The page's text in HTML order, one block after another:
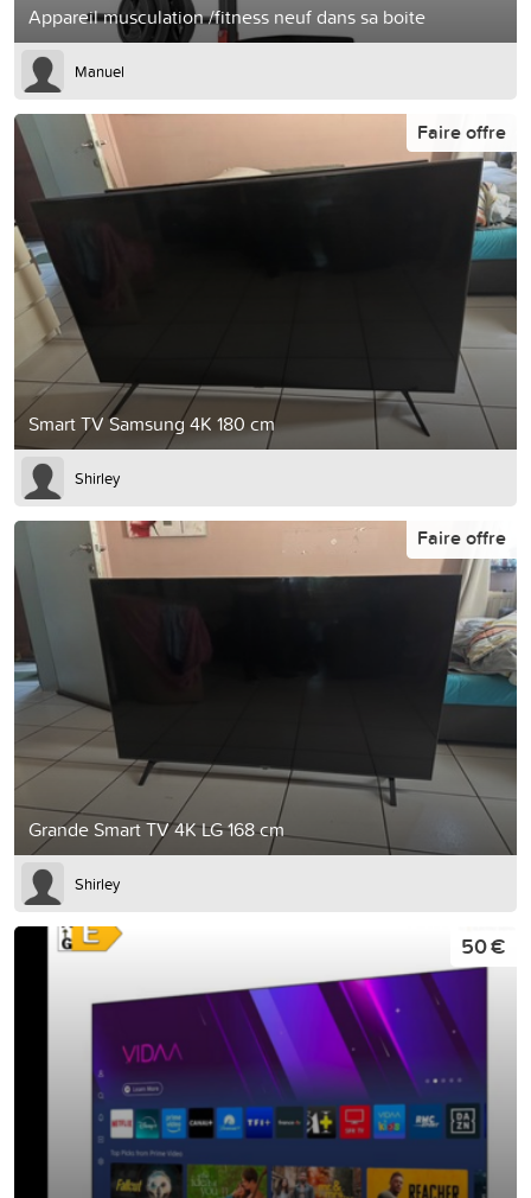
Appareil musculation /fitness neuf dans sa boite
Manuel
Smart TV Samsung 4K 180 cm
Faire offre
Shirley
Grande Smart TV 4K LG 168 cm
Faire offre
Shirley
50 €